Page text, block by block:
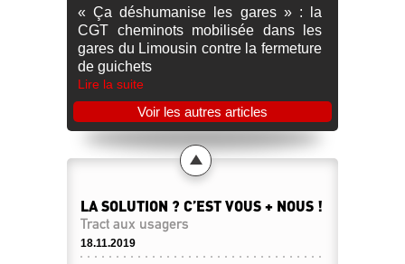
« Ça déshumanise les gares » : la
CGT cheminots mobilisée dans les
gares du Limousin contre la fermeture
de guichets
Lire la suite
Voir les autres articles
LA SOLUTION ? C’EST VOUS + NOUS !
Tract aux usagers
18.11.2019